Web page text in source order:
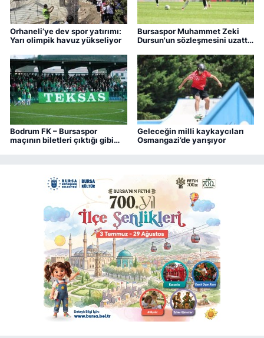
Orhaneli’ye dev spor yatırımı:
Yarı olimpik havuz yükseliyor
Bursaspor Muhammet Zeki
Dursun'un sözleşmesini uzattı,
Bodrum FK – Bursaspor
maçının biletleri çıktığı gibi
Geleceğin milli kaykaycıları
Osmangazi’de yarışıyor